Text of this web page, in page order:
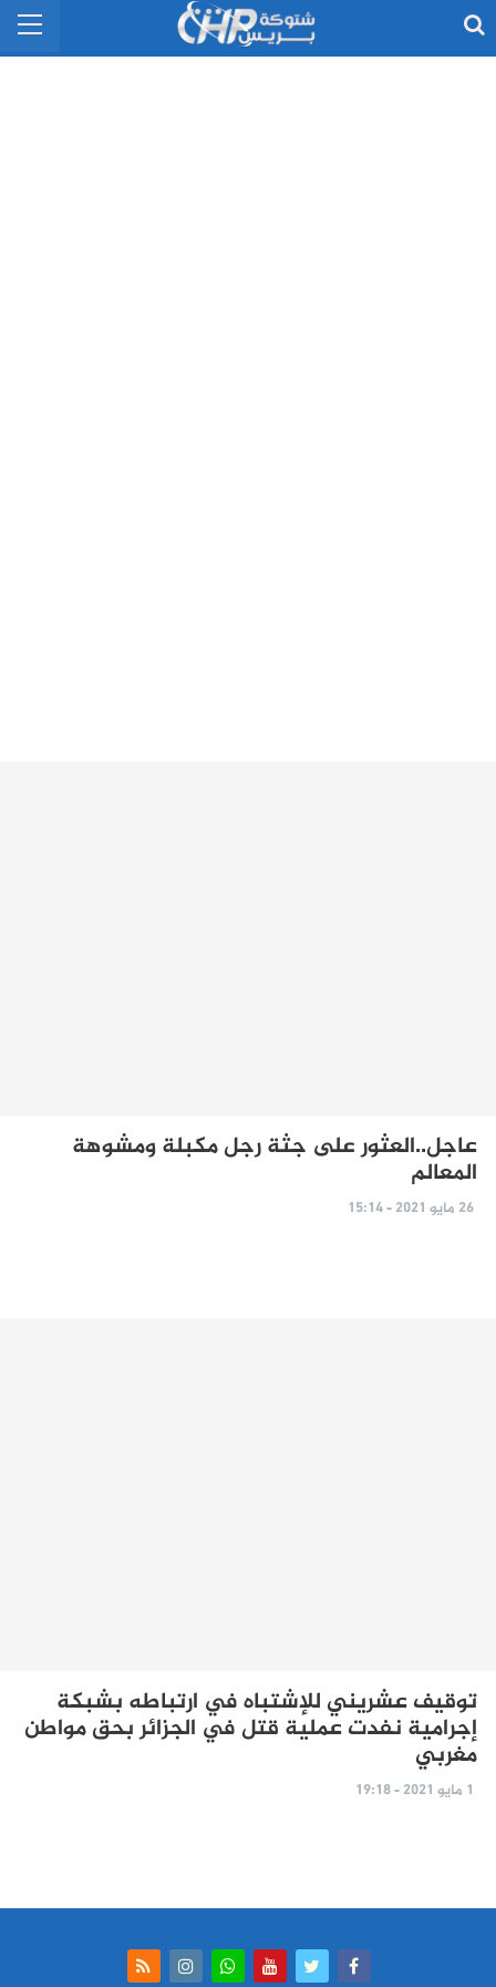
عاجل..العثور على جثة رجل مكبلة ومشوهة
المعالم
26 مايو 2021 - 15:14
توقيف عشريني للإشتباه في ارتباطه بشبكة
إجرامية نفدت عملية قتل في الجزائر بحق مواطن
مغربي
1 مايو 2021 - 19:18